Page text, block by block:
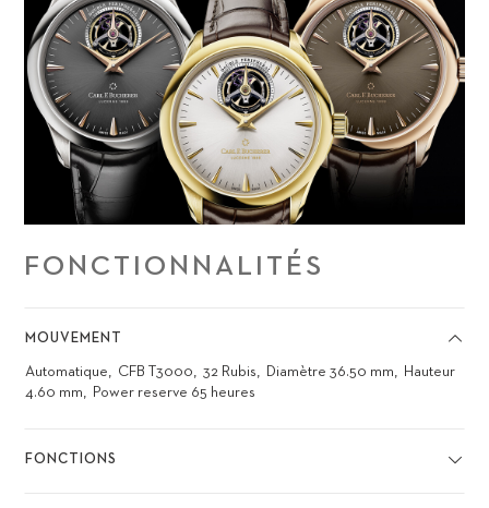
FONCTIONNALITÉS
MOUVEMENT
Automatique CFB T3000 32 Rubis Diamètre 36.50 mm
Hauteur
4.60 mm
Power reserve 65 heures
FONCTIONS